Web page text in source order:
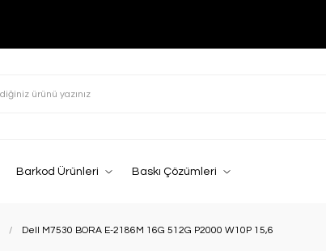
Barkod Ürünleri Baskı Çözümleri
Dell M7530 BORA E-2186M 16G 512G P2000 W10P 15,6